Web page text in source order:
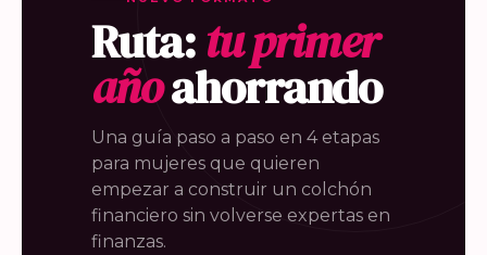
Ruta:tu primer
añoahorrando
Una guía paso a paso en 4 etapas
para mujeres que quieren
empezar a construir un colchón
financiero sin volverse expertas en
finanzas.